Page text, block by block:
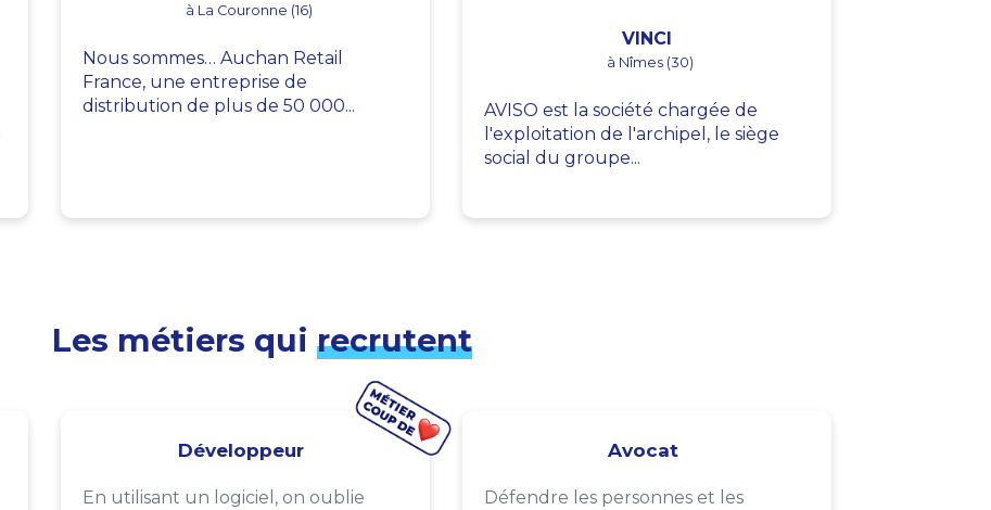
à La Couronne (16)
Nous sommes… Auchan Retail
France, une entreprise de
distribution de plus de 50 000...
VINCI
à Nîmes (30)
AVISO est la société chargée de
l'exploitation de l'archipel, le siège
social du groupe...
Les métiers qui recrutent
Développeur
En utilisant un logiciel, on oublie
Avocat
Défendre les personnes et les